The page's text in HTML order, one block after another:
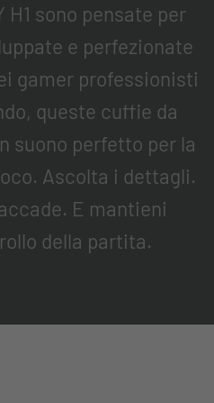
H1 sono pensate per
e perfezionate
gamer professionisti
queste cuffie da
suono perfetto per la
Ascolta i dettagli.
E mantieni
della partita.